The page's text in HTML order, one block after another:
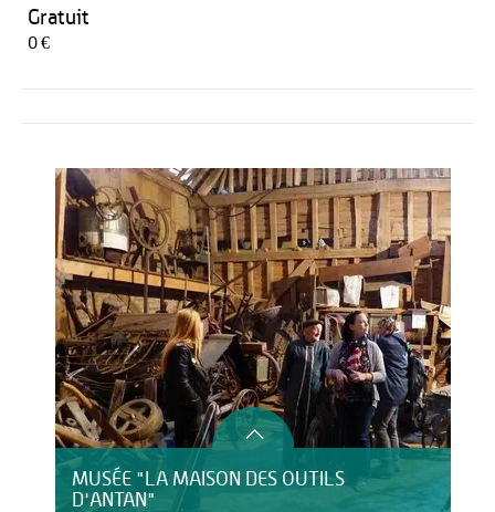
Gratuit
0 €
MUSÉE "LA MAISON DES OUTILS
D'ANTAN"